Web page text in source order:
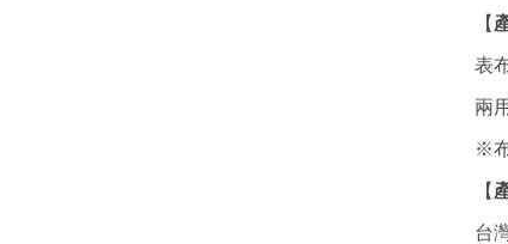
【
表
兩
※
【
台